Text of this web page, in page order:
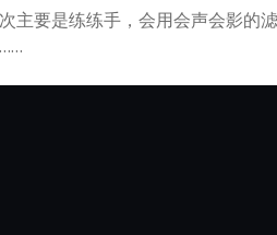
要是练练手，会用会声会影的